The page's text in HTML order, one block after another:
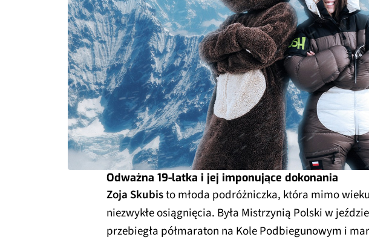
Odważna 19-latka i jej imponujące dokonania
Zoja Skubisto młoda podróżniczka, która mimo
niezwykłe osiągnięcia. Była Mistrzynią Polski w
przebiegła półmaraton na Kole Podbiegunowym i